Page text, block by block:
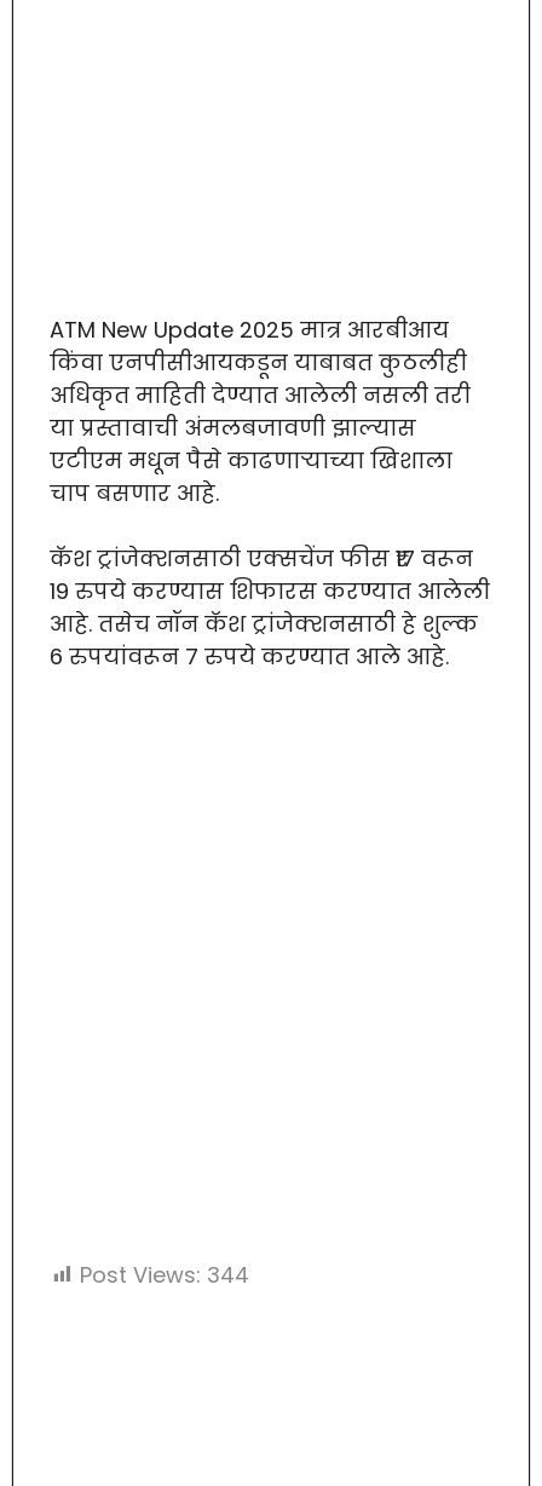
ATM New Update 2025 मात्र आरबीआय
किंवा एनपीसीआयकडून याबाबत कुठलीही
अधिकृत माहिती देण्यात आलेली नसली तरी
या प्रस्तावाची अंमलबजावणी झाल्यास
एटीएम मधून पैसे काढणाऱ्याच्या खिशाला
चाप बसणार आहे.
कॅश ट्रांजेक्शनसाठी एक्सचेंज फीस ₹17 वरून
19 रुपये करण्यास शिफारस करण्यात आलेली
आहे. तसेच नॉन कॅश ट्रांजेक्शनसाठी हे शुल्क
6 रुपयांवरून 7 रुपये करण्यात आले आहे.
Post Views: 344